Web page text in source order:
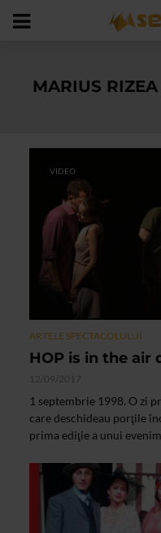
MARIUS RIZEA
VIDEO
ARTELE SPECTACOLULUI
HOP is in the air
12/09/2017
1 septembrie 1998. O zi
care deschideau porţile
prima ediţie a unui